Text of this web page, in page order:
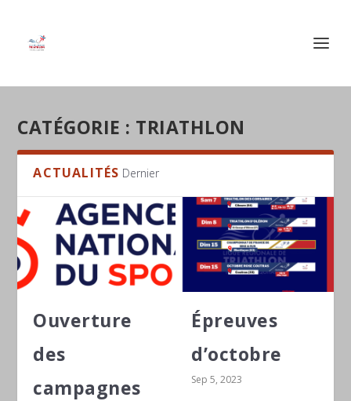
CATÉGORIE : TRIATHLON
ACTUALITÉS Dernier
Ouverture
des
campagnes
Épreuves
d’octobre
Sep 5, 2023